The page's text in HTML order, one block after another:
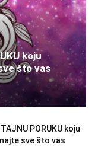
koju
što vas
PORUKU koju
sve što vas